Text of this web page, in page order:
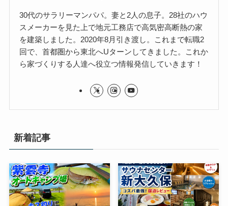
30代のサラリーマンパパ。妻と2人の息子。28社のハウ
スメーカーを見た上で地元工務店で高気密高断熱の家
を建築しました。2020年8月引き渡し。これまで転職2
回で、首都圏から東北へUターンしてきました。これか
ら家づくりする人達へ役立つ情報発信していきます！
新着記事